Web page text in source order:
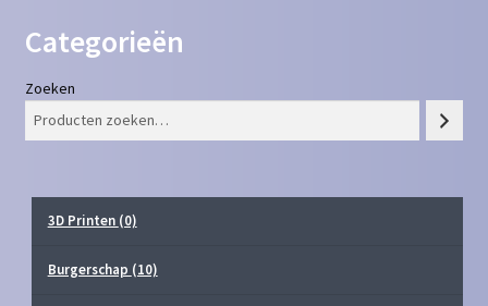
Categorieën
Zoeken
3D Printen (0)
Burgerschap (10)